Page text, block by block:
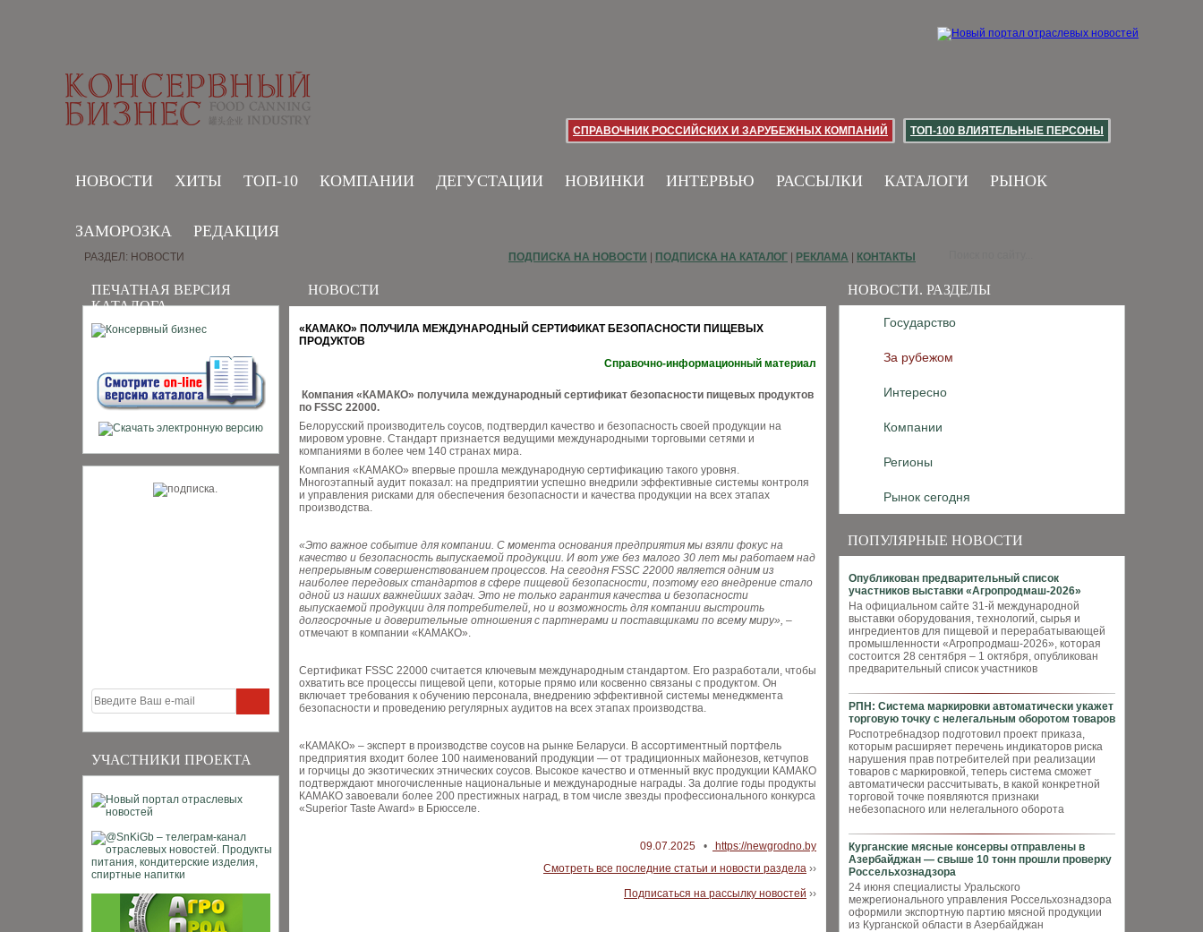
СПРАВОЧНИК РОССИЙСКИХ И ЗАРУБЕЖНЫХ КОМПАНИЙ ТОП-100 ВЛИЯТЕЛЬНЫЕ ПЕРСОНЫ
НОВОСТИ ХИТЫ ТОП-10 КОМПАНИИ ДЕГУСТАЦИИ НОВИНКИ ИНТЕРВЬЮ РАССЫЛКИ КАТАЛОГИ РЫНОК
ЗАМОРОЗКА РЕДАКЦИЯ
ПЕЧАТНАЯ ВЕРСИЯ
КАТАЛОГА
УЧАСТНИКИ ПРОЕКТА
НОВОСТИ. РАЗДЕЛЫ
Государство
За рубежом
Интересно
Компании
Регионы
Рынок сегодня
ПОПУЛЯРНЫЕ НОВОСТИ
Опубликован предварительный список
участников выставки «Агропродмаш-2026»
На официальном сайте 31-й международной
выставки оборудования, технологий, сырья и
ингредиентов для пищевой и перерабатывающей
промышленности «Агропродмаш-2026», которая
состоится 28 сентября – 1 октября, опубликован
предварительный список участников
РПН: Система маркировки автоматически укажет
торговую точку с нелегальным оборотом товаров
Роспотребнадзор подготовил проект приказа,
которым расширяет перечень индикаторов риска
нарушения прав потребителей при реализации
товаров с маркировкой, теперь система сможет
автоматически рассчитывать, в какой конкретной
торговой точке появляются признаки
небезопасного или нелегального оборота
Курганские мясные консервы отправлены в
Азербайджан — свыше 10 тонн прошли проверку
Россельхознадзора
24 июня специалисты Уральского
межрегионального управления Россельхознадзора
оформили экспортную партию мясной продукции
из Курганской области в Азербайджан
РАЗДЕЛ: НОВОСТИ ПОДПИСКА НА НОВОСТИ ПОДПИСКА НА КАТАЛОГ РЕКЛАМА КОНТАКТЫ
НОВОСТИ
«КАМАКО» ПОЛУЧИЛА МЕЖДУНАРОДНЫЙ СЕРТИФИКАТ БЕЗОПАСНОСТИ ПИЩЕВЫХ
ПРОДУКТОВ
Справочно-информационный материал
Компания «КАМАКО» получила международный сертификат безопасности пищевых продуктов
по FSSC 22000.
Белорусский производитель соусов, подтвердил качество и безопасность своей продукции на
мировом уровне. Стандарт признается ведущими международными торговыми сетями и
компаниями в более чем 140 странах мира.
Компания «КАМАКО» впервые прошла международную сертификацию такого уровня.
Многоэтапный аудит показал: на предприятии успешно внедрили эффективные системы контроля
и управления рисками для обеспечения безопасности и качества продукции на всех этапах
производства.
«Это важное событие для компании. С момента основания предприятия мы взяли фокус на
качество и безопасность выпускаемой продукции. И вот уже без малого 30 лет мы работаем над
непрерывным совершенствованием процессов. На сегодня FSSC 22000 является одним из
наиболее передовых стандартов в сфере пищевой безопасности, поэтому его внедрение стало
одной из наших важнейших задач. Это не только гарантия качества и безопасности
выпускаемой продукции для потребителей, но и возможность для компании выстроить
долгосрочные и доверительные отношения с партнерами и поставщиками по всему миру», –
отмечают в компании «КАМАКО».
Сертификат FSSC 22000 считается ключевым международным стандартом. Его разработали, чтобы
охватить все процессы пищевой цепи, которые прямо или косвенно связаны с продуктом. Он
включает требования к обучению персонала, внедрению эффективной системы менеджмента
безопасности и проведению регулярных аудитов на всех этапах производства.
«КАМАКО» – эксперт в производстве соусов на рынке Беларуси. В ассортиментный портфель
предприятия входит более 100 наименований продукции — от традиционных майонезов, кетчупов
и горчицы до экзотических этнических соусов. Высокое качество и отменный вкус продукции КАМАКО
подтверждают многочисленные национальные и международные награды. За долгие годы продукты
КАМАКО завоевали более 200 престижных наград, в том числе звезды профессионального конкурса
«Superior Taste Award» в Брюсселе.
09.07.2025 •
https://newgrodno.by
Смотреть все последние статьи и новости раздела ››
Подписаться на рассылку новостей ››